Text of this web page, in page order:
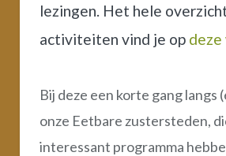
lezingen. Het hele
activiteiten vind je op
Bij deze een korte gang langs
onze Eetbare zustersteden,
interessant programma